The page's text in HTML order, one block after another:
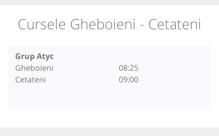
Cursele Gheboieni - Cetateni
Grup Atyc
Gheboieni
Cetateni
08:25
09:00